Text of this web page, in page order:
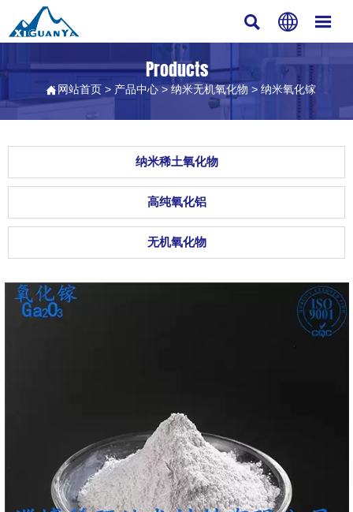
  
Products
网站首页 > 产品中心 > 纳米无机氧化物 > 纳米氧化镓
纳米稀土氧化物
高纯氧化铝
无机氧化物